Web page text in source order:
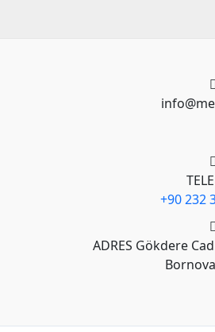
+90 232
ADRES Gökdere